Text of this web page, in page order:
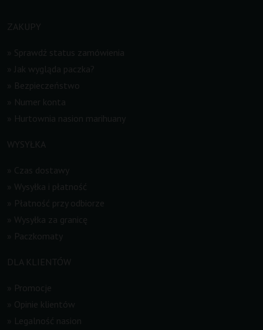
ZAKUPY
Sprawdź status zamówienia
Jak wygląda paczka?
Bezpieczeństwo
Numer konta
Hurtownia nasion marihuany
WYSYŁKA
Czas dostawy
Wysyłka i płatność
Płatność przy odbiorze
Wysyłka za granicę
Paczkomaty
DLA KLIENTÓW
Promocje
Opinie klientów
Legalność nasion